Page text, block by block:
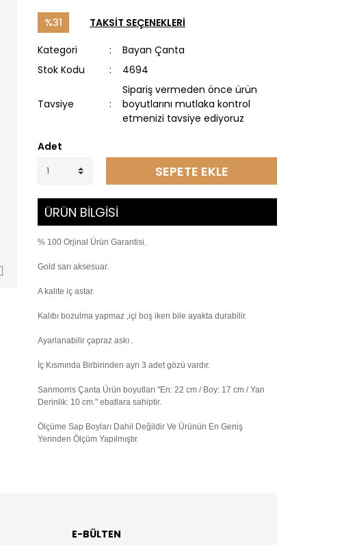
%31 TAKSİT SEÇENEKLERİ
Kategori
Bayan Çanta
Stok Kodu
4694
Tavsiye
Sipariş vermeden önce ürün
boyutlarını mutlaka kontrol
etmenizi tavsiye ediyoruz
Adet
SEPETE EKLE
ÜRÜN BİLGİSİ
% 100 Orjinal Ürün Garantisi.
Gold sarı aksesuar.
A kalite iç astar.
Kalıbı bozulma yapmaz ,içi boş iken bile ayakta durabilir.
Ayarlanabilir çapraz askı .
İç Kısmında Birbirinden ayrı 3 adet gözü vardır.
Sanmorris Çanta Ürün boyutları "En: 22 cm / Boy: 17 cm / Yan
Derinlik: 10 cm." ebatlara sahiptir.
Ölçüme Sap Boyları Dahil Değildir Ve Ürünün En Geniş
Yerinden Ölçüm Yapılmıştır.
E-BÜLTEN